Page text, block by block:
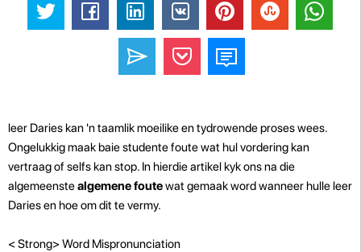
leer Daries kan 'n taamlik moeilike en tydrowende proses wees.
Ongelukkig maak baie studente foute wat hul vordering kan
vertraag of selfs kan stop. In hierdie artikel kyk ons ​​na die
algemeenstealgemene foutewat gemaak word wanneer hulle leer
Daries en hoe om dit te vermy.
< Strong> Word Mispronunciation